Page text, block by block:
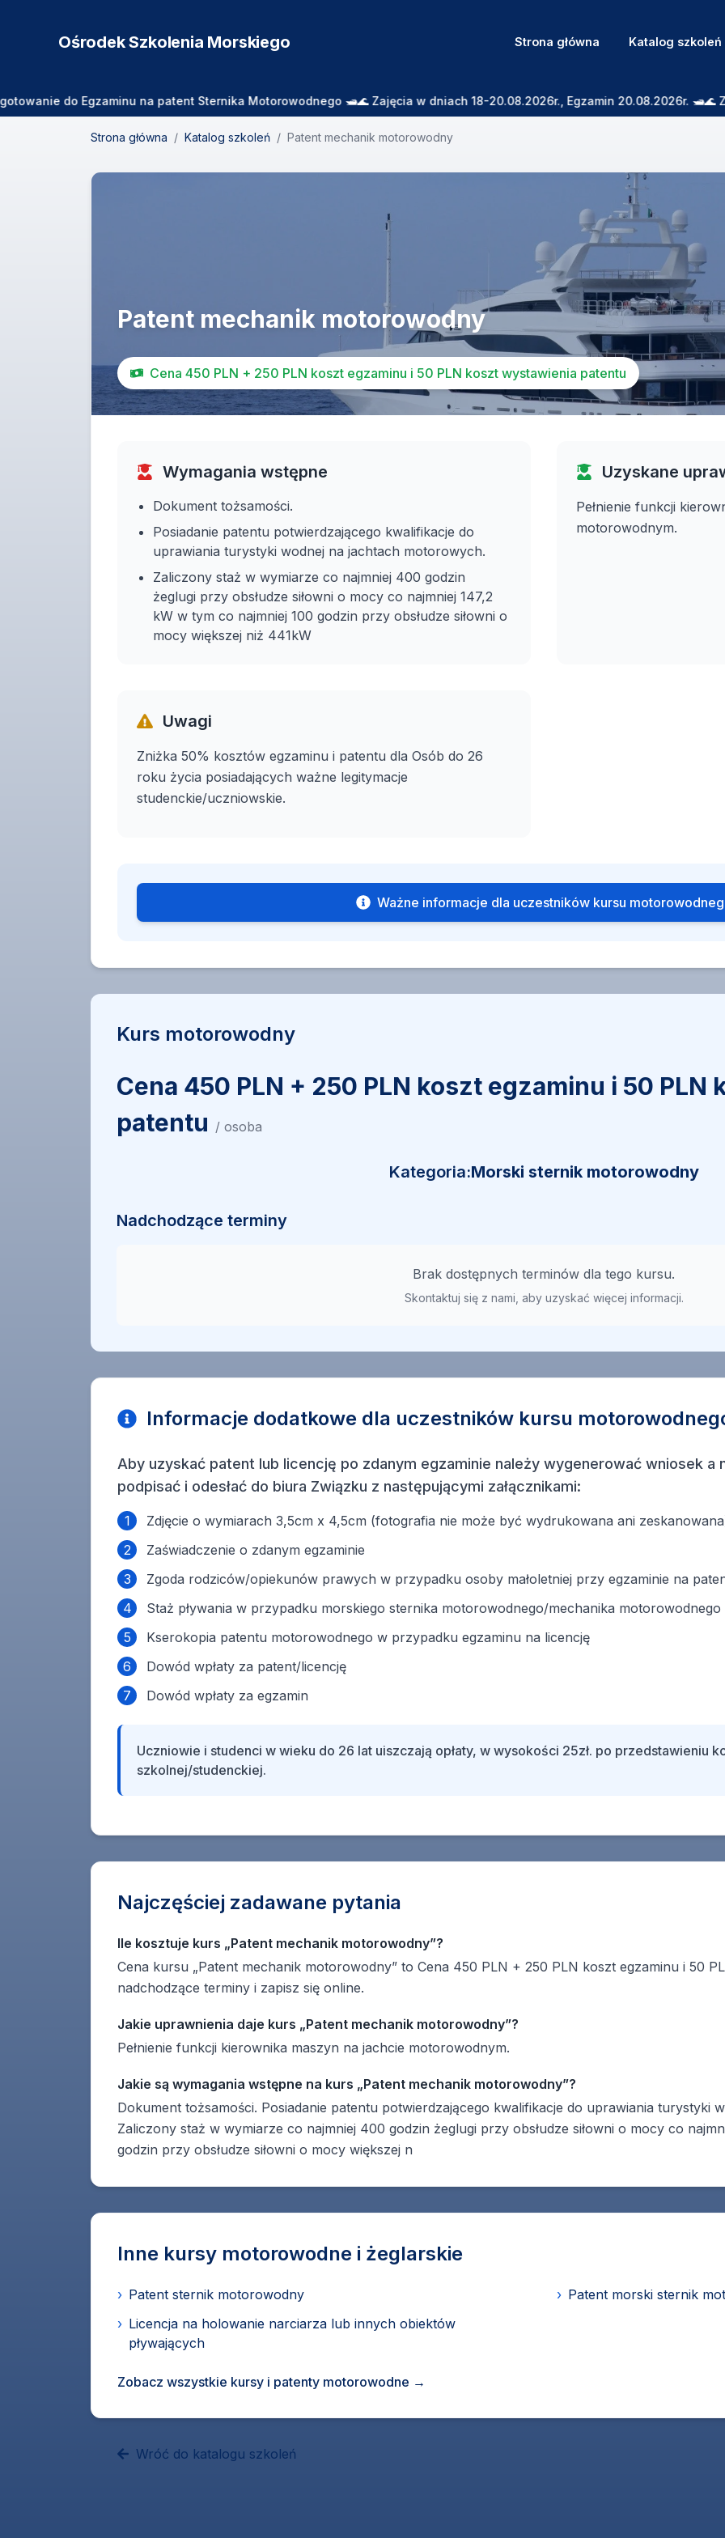
Ośrodek Szkolenia Morskiego Strona główna Katalog szkoleń
do Egzaminu na patent Sternika Motorowodnego 🛥️🌊 Zajęcia w dniach 18-20.08.2026r., Egzamin 20.08.2026r. 🛥️🌊
Strona główna / Katalog szkoleń / Patent mechanik motorowodny
Patent mechanik motorowodny
Cena 450 PLN + 250 PLN koszt egzaminu i 50 PLN koszt wystawienia patentu
Wymagania wstępne
Dokument tożsamości.
Posiadanie patentu potwierdzającego kwalifikacje do
uprawiania turystyki wodnej na jachtach motorowych.
Zaliczony staż w wymiarze co najmniej 400 godzin
żeglugi przy obsłudze siłowni o mocy co najmniej 147,2
kW w tym co najmniej 100 godzin przy obsłudze siłowni o
mocy większej niż 441kW
Uzyskane
Pełnienie funkcji
motorowodnym.
Uwagi
Zniżka 50% kosztów egzaminu i patentu dla Osób do 26
roku życia posiadających ważne legitymacje
studenckie/uczniowskie.
Ważne informacje dla uczestników kursu
Kurs motorowodny
Cena 450 PLN + 250 PLN koszt egzaminu i 50
patentu / osoba
Kategoria:Morski sternik motorowodny
Nadchodzące terminy
Brak dostępnych terminów dla tego kursu.
Skontaktuj się z nami, aby uzyskać więcej informacji.
Informacje dodatkowe dla uczestników kursu
Aby uzyskać patent lub licencję po zdanym egzaminie należy wygenerować wniosek a
podpisać i odesłać do biura Związku z następującymi załącznikami:
1
Zdjęcie o wymiarach 3,5cm x 4,5cm (fotografia nie może być wydrukowana ani
2
Zaświadczenie o zdanym egzaminie
3
Zgoda rodziców/opiekunów prawych w przypadku osoby małoletniej przy egzaminie na
4
Staż pływania w przypadku morskiego sternika motorowodnego/mechanika motorowodnego
5
Kserokopia patentu motorowodnego w przypadku egzaminu na licencję
6
Dowód wpłaty za patent/licencję
7
Dowód wpłaty za egzamin
Uczniowie i studenci w wieku do 26 lat uiszczają opłaty, w wysokości 25zł. po przedstawieniu
szkolnej/studenckiej.
Najczęściej zadawane pytania
Ile kosztuje kurs „Patent mechanik motorowodny”?
Cena kursu „Patent mechanik motorowodny” to Cena 450 PLN + 250 PLN koszt egzaminu i 50
nadchodzące terminy i zapisz się online.
Jakie uprawnienia daje kurs „Patent mechanik motorowodny”?
Pełnienie funkcji kierownika maszyn na jachcie motorowodnym.
Jakie są wymagania wstępne na kurs „Patent mechanik motorowodny”?
Dokument tożsamości. Posiadanie patentu potwierdzającego kwalifikacje do uprawiania turystyki
Zaliczony staż w wymiarze co najmniej 400 godzin żeglugi przy obsłudze siłowni o mocy co
godzin przy obsłudze siłowni o mocy większej n
Inne kursy motorowodne i żeglarskie
› Patent sternik motorowodny › Patent morski sternik
› Licencja na holowanie narciarza lub innych obiektów
pływających
Zobacz wszystkie kursy i patenty motorowodne →
Wróć do katalogu szkoleń